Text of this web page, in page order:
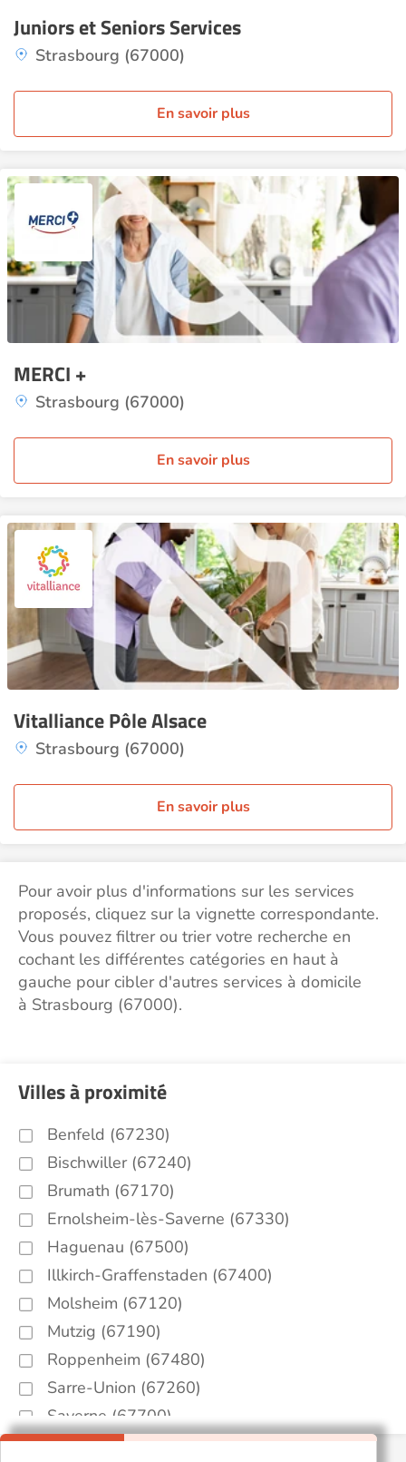
Juniors et Seniors Services
Strasbourg (67000)
En savoir plus
MERCI +
Strasbourg (67000)
En savoir plus
Vitalliance Pôle Alsace
Strasbourg (67000)
En savoir plus
Pour avoir plus d'informations sur les services
proposés, cliquez sur la vignette correspondante.
Vous pouvez filtrer ou trier votre recherche en
cochant les différentes catégories en haut à
gauche pour cibler d'autres services à domicile
à Strasbourg (67000).
Villes à proximité
Benfeld (67230)
Bischwiller (67240)
Brumath (67170)
Ernolsheim-lès-Saverne (67330)
Haguenau (67500)
Illkirch-Graffenstaden (67400)
Molsheim (67120)
Mutzig (67190)
Roppenheim (67480)
Sarre-Union (67260)
Saverne (67700)
Sélestat (67600)